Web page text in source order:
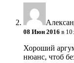
08 Июн 2016 в
Хороший
нюанс, чтоб